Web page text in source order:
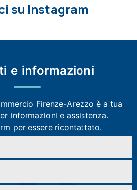
su Instagram
e informazioni
Firenze-Arezzoè a tua
informazioni e assistenza.
per essere ricontattato.